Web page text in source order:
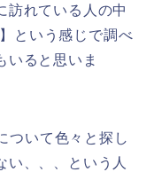
訪れている人の中
という感じで調べ
いると思いま
ついて色々と探し
い、、、という人